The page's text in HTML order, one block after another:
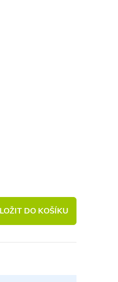
DO KOŠÍKU